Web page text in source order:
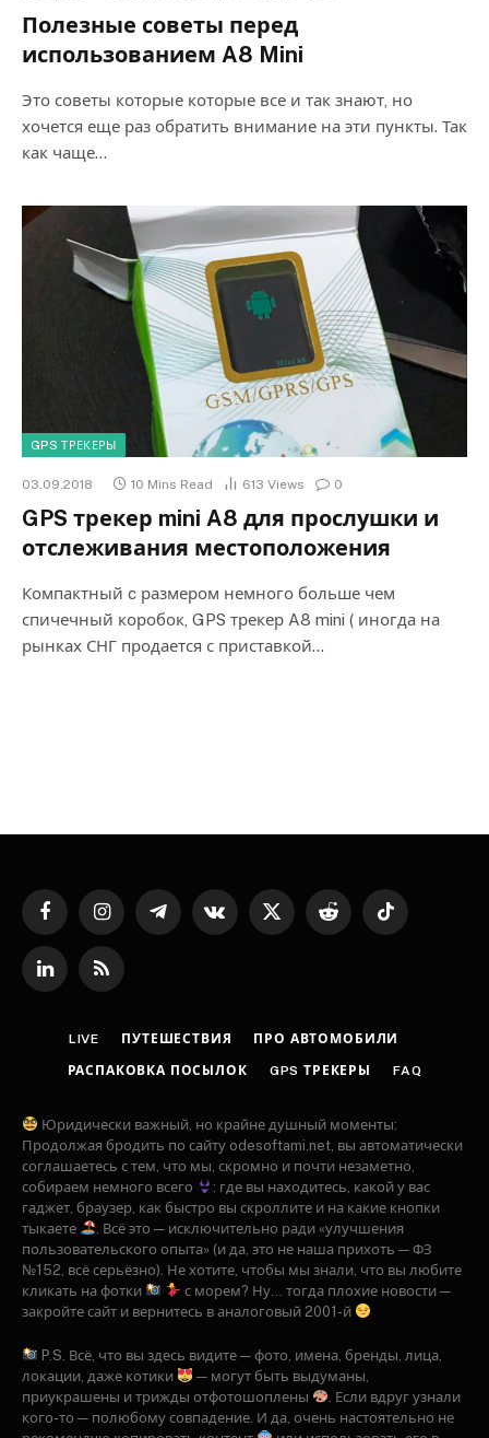
Полезные советы перед
использованием A8 Mini
Это советы которые которые все и так знают, но
хочется еще раз обратить внимание на эти пункты. Так
как чаще…
GPS ТРЕКЕРЫ
03.09.2018 10 Mins Read 613 Views 0
GPS трекер mini A8 для прослушки и
отслеживания местоположения
Компактный c размером немного больше чем
спичечный коробок, GPS трекер A8 mini ( иногда на
рынках СНГ продается с приставкой…
FacebookInstagramTelegramVKontakte
X
Reddit TikTok
LinkedInRSS
LIVE ПУТЕШЕСТВИЯ ПРО АВТОМОБИЛИ
РАСПАКОВКА ПОСЫЛОК GPS ТРЕКЕРЫ FAQ
Юридически важный, но крайне душный моменты:
Продолжая бродить по сайту odesoftami.net, вы автоматически
соглашаетесь с тем, что мы, скромно и почти незаметно,
собираем немного всего
: где вы находитесь, какой у вас
гаджет, браузер, как быстро вы скроллите и на какие кнопки
тыкаете
. Всё это — исключительно ради «улучшения
пользовательского опыта» (и да, это не наша прихоть — ФЗ
№152, всё серьёзно). Не хотите, чтобы мы знали, что вы любите
кликать на фотки
с морем? Ну... тогда плохие новости —
закройте сайт и вернитесь в аналоговый 2001-й
P.S. Всё, что вы здесь видите — фото, имена, бренды, лица,
локации, даже котики
— могут быть выдуманы,
приукрашены и трижды отфотошоплены
. Если вдруг узнали
кого-то — полюбому совпадение. И да, очень настоятельно не